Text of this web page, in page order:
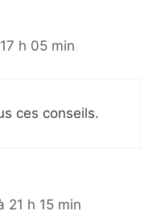
h 05 min
ces conseils.
21 h 15 min